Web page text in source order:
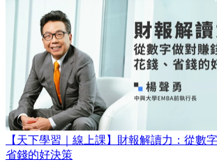
【天下學習｜線上課】財報解讀力：從數
省錢的好決策